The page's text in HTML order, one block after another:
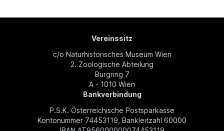
Vereinssitz
c/o Naturhistorisches Museum Wien
2. Zoologische Abteilung
Burgring 7
A - 1010 Wien
Bankverbindung
P.S.K. Österreichische Postsparkasse
Kontonummer 74453119, Bankleitzahl 60000